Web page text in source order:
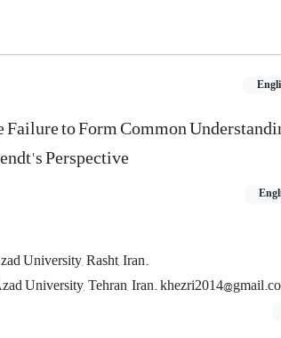
to Form Common
Perspective
University, Rasht, Iran.
University, Tehran, Iran.